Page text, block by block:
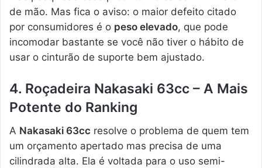
de mão. Mas fica o aviso: o maior defeito citado
por consumidores é o peso elevado, que pode
incomodar bastante se você não tiver o hábito de
usar o cinturão de suporte bem ajustado.
4. Roçadeira Nakasaki 63cc – A Mais
Potente do Ranking
A Nakasaki 63cc resolve o problema de quem tem
um orçamento apertado mas precisa de uma
cilindrada alta. Ela é voltada para o uso semi-